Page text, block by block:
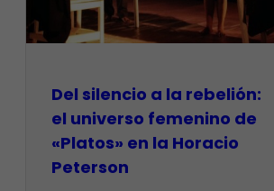
Del silencio a la rebelión:
el universo femenino de
«Platos» en la Horacio
Peterson